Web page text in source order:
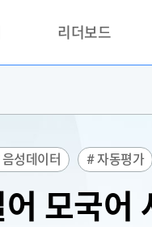
리더보드
성데이터 # 자동평가
모국어